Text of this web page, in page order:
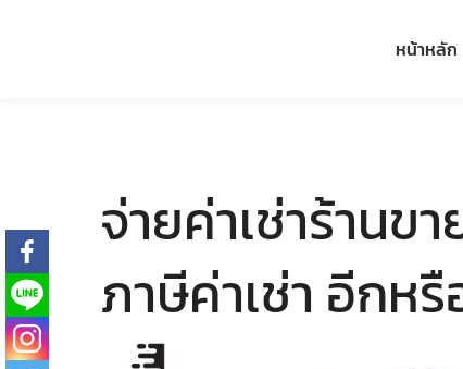
หน้าหลัก
จ่ายค่าเช่าร้านข
ภาษีค่าเช่า อีกหรื